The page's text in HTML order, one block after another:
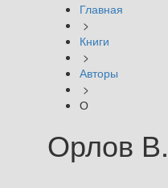
Главная
>
Книги
>
Авторы
>
О
Орлов